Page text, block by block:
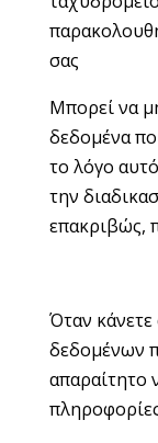
σας
Μπορεί να
δεδομένα
το λόγο
την
επακριβώς,
Όταν
δεδομένων
απαραίτητο